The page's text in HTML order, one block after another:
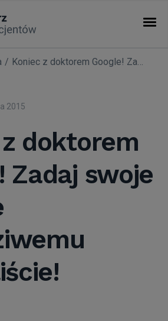
Koniec z doktorem Google! Zadaj swoje pytanie prawdziwemu specjaliście!
2015
doktorem
Zadaj swoje